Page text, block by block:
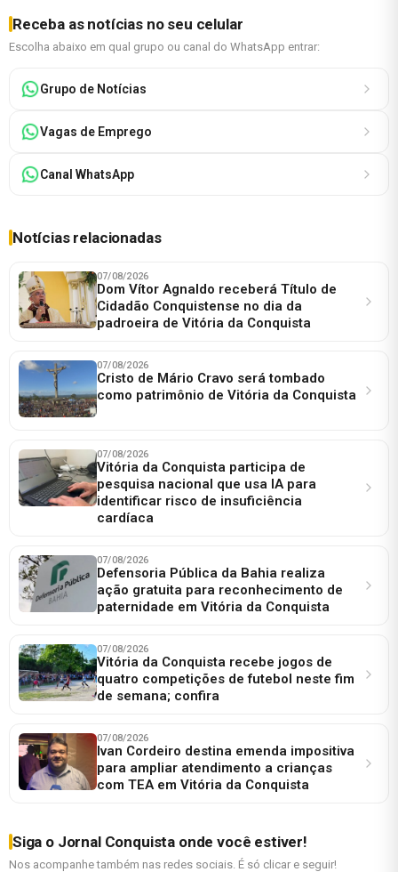
Receba as notícias no seu celular
Escolha abaixo em qual grupo ou canal do WhatsApp entrar:
Grupo de Notícias
Vagas de Emprego
Canal WhatsApp
Notícias relacionadas
07/08/2026
Dom Vítor Agnaldo receberá Título de
Cidadão Conquistense no dia da
padroeira de Vitória da Conquista
07/08/2026
Cristo de Mário Cravo será tombado
como patrimônio de Vitória da Conquista
07/08/2026
Vitória da Conquista participa de
pesquisa nacional que usa IA para
identificar risco de insuficiência
cardíaca
07/08/2026
Defensoria Pública da Bahia realiza
ação gratuita para reconhecimento de
paternidade em Vitória da Conquista
07/08/2026
Vitória da Conquista recebe jogos de
quatro competições de futebol neste fim
de semana; confira
07/08/2026
Ivan Cordeiro destina emenda impositiva
para ampliar atendimento a crianças
com TEA em Vitória da Conquista
Siga o Jornal Conquista onde você estiver!
Nos acompanhe também nas redes sociais. É só clicar e seguir!